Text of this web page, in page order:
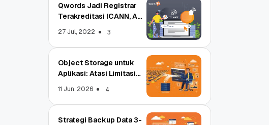
Qwords Jadi Registrar
Terakreditasi ICANN, Apa
27 Jul, 2022 3
Object Storage untuk
Aplikasi: Atasi Limitasi
11 Jun, 2026 4
Strategi Backup Data 3-